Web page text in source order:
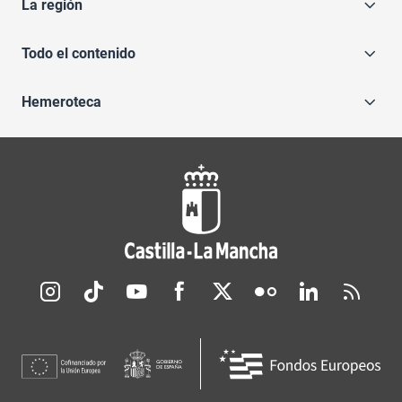
La región
Todo el contenido
Hemeroteca
Redes sociales JCCM